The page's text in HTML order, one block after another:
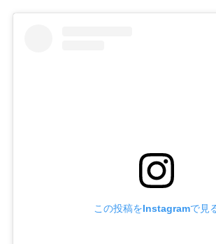
この投稿をInstagramで見